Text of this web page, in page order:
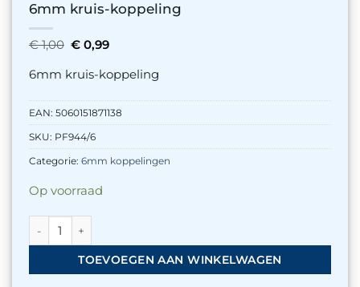
6mm kruis-koppeling
€1,00 Oorspronkelijke
prijs
was:
€ 1,00.
€ 0,99Huidige
€ 0,99.
6mm kruis-koppeling
EAN: 5060151871138
SKU: PF944/6
Categorie: 6mm koppelingen
Op voorraad
TOEVOEGEN AAN WINKELWAGEN